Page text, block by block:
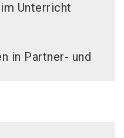
Unterricht
in Partner- und